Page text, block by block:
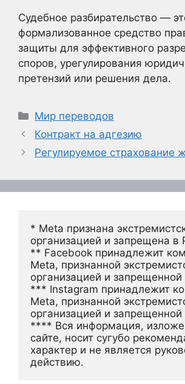
Судебное разбирательство —
формализованное средство
защиты для эффективного
споров, урегулирования
претензий или решения дела.
Рубрики
Мир переводов
Контракт на адгезию
Регулируемое страхование
* Meta признана
организацией и запрещена в
** Facebook принадлежит
Meta, признанной
организацией и
*** Instagram принадлежит
Meta, признанной
организацией и
**** Вся информация,
сайте, носит сугубо
характер и не является
действию.